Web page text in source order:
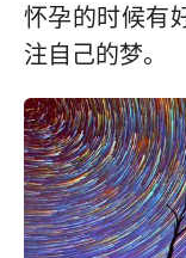
怀孕的时候有
注自己的梦。